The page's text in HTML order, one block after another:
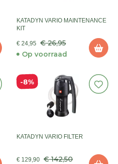
KATADYN VARIO MAINTENANCE
KIT
€ 24,95
€ 26,95
Op voorraad
8%
KATADYN VARIO FILTER
€ 129,90 € 142,50